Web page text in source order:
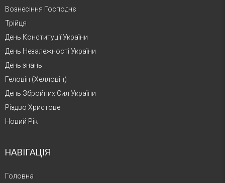
Вознесіння Господнє
Трійця
День Конституції України
День Незалежності України
День знань
Геловін (Хелловін)
День Збройних Сил України
Різдво Христове
Новий Рік
НАВІГАЦІЯ
Головна